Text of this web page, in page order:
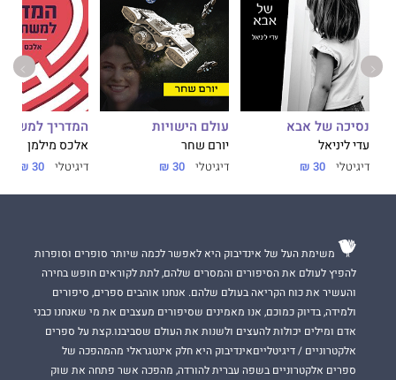
נסיכה של אבא
עדי ליניאל
דיגיטלי 30 ₪
עולם הישויות
יורם שחר
דיגיטלי 30 ₪
המדריך
אלכס מילמן
דיגיטלי 30 ₪
משימת העל של אינדיבוק היא לאפשר לכמה שיותר סופרים וסופרות
להפיץ לעולם את הסיפורים והמסרים שלהם, לתת לקוראים חופש בחירה
והעשיר את כוח הקריאה בעולם שלהם. אנחנו אוהבים ספרים, סיפורים
ולמידה, בדיוק כמוכם, אנו מאמינים שסיפורים מעצבים את מי שאנחנו כבני
אדם ומילים יכולות להעצים ולשנות את העולם שסביבנו.קצת על ספרים
אלקטרוניים / דיגיטלייםאינדיבוק היא חלק אינטגראלי מהמהפכה של
ספרים אלקטרוניים בשפה עברית להורדה, מהפכה אשר פתחה את שוק